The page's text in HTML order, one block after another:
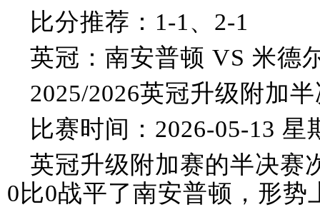
比分推荐：1-1、2-1
英冠：南安普顿 VS 米德
2025/2026英冠升级附加
比赛时间：2026-05-13 星
英冠升级附加赛的半决赛
0比0战平了南安普顿，形